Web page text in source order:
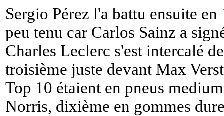
Sergio Pérez l'a battu ensuite
peu tenu car Carlos Sainz a
Charles Leclerc s'est intercalé
troisième juste devant Max
Top 10 étaient en pneus
Norris, dixième en gommes